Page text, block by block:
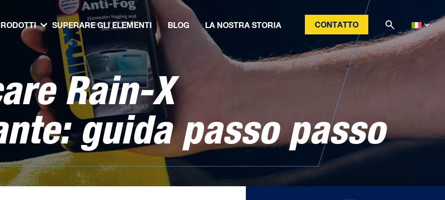
SUPERARE GLI ELEMENTI BLOG LA NOSTRA STORIA CONTATTO
Rain-X
guida passo passo